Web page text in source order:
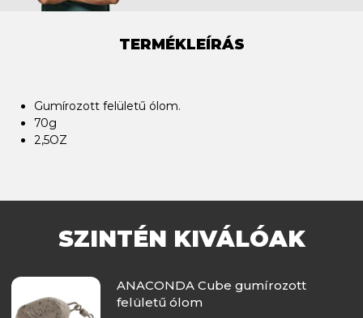
TERMÉKLEÍRÁS
Gumírozott felületű ólom.
70g
2,5OZ
SZINTÉN KIVÁLÓAK
ANACONDA Cube gumírozott
felületű ólom